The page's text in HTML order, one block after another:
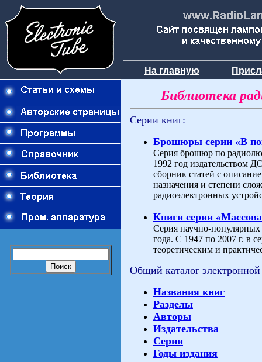
На главную
Библиотека
Серии книг:
Брошюры серии «В
Серия брошюр по
1992 год издательством
сборник статей с
назначения и степени
радиоэлектронных
Книги серии
Серия научно-
года. С 1947 по 2007 г. в
теоретическим и
Общий каталог
Названия книг
Разделы
Авторы
Издательства
Серии
Годы издания